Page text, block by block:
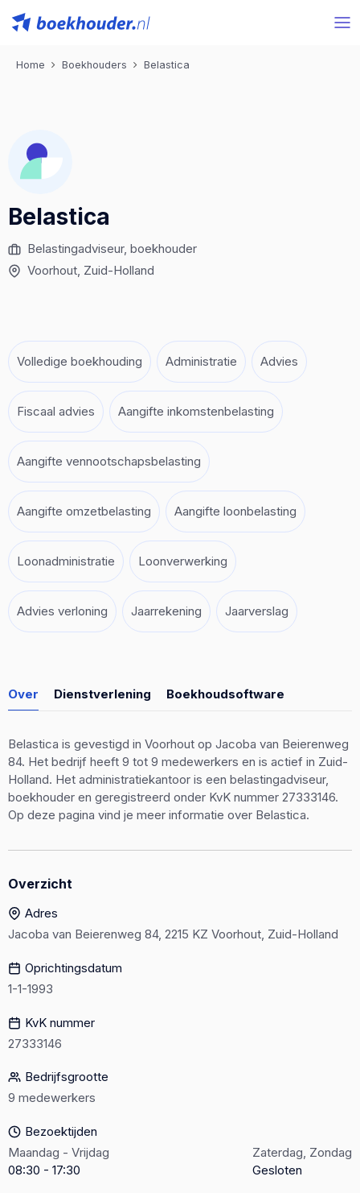
Home Boekhouders Belastica
Belastica
Belastingadviseur, boekhouder
Voorhout, Zuid-Holland
Volledige boekhouding Administratie Advies
Fiscaal advies Aangifte inkomstenbelasting
Aangifte vennootschapsbelasting
Aangifte omzetbelasting Aangifte loonbelasting
Loonadministratie Loonverwerking
Advies verloning Jaarrekening Jaarverslag
Over Dienstverlening Boekhoudsoftware
Belastica is gevestigd in Voorhout op Jacoba van Beierenweg
84. Het bedrijf heeft 9 tot 9 medewerkers en is actief in Zuid-
Holland. Het administratiekantoor is een belastingadviseur,
boekhouder en geregistreerd onder KvK nummer 27333146.
Op deze pagina vind je meer informatie over Belastica.
Overzicht
Adres
Jacoba van Beierenweg 84, 2215 KZ Voorhout, Zuid-Holland
Oprichtingsdatum
1-1-1993
KvK nummer
27333146
Bedrijfsgrootte
9 medewerkers
Bezoektijden
Maandag - Vrijdag
08:30 - 17:30
Zaterdag, Zondag
Gesloten